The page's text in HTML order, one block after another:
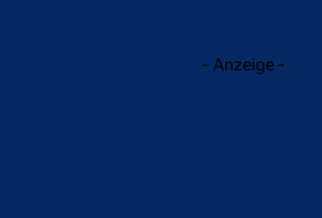
- Anzeige -